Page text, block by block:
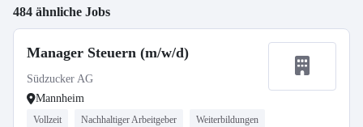
484 ähnliche Jobs
Manager Steuern (m/w/d)
Südzucker AG
Mannheim
Vollzeit Nachhaltiger Arbeitgeber Weiterbildungen